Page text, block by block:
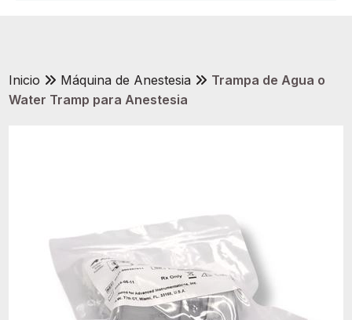
Outlet
Inicio Máquina de Anestesia
Trampa de Agua o
Water Tramp para Anestesia